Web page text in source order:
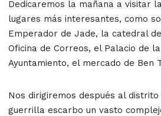
Dedicaremos la mañana a visitar
lugares más interesantes, como
Emperador de Jade, la catedral
Oficina de Correos, el Palacio de
Ayuntamiento, el mercado de Ben
Nos dirigiremos después al distrito
guerrilla escarbo un vasto